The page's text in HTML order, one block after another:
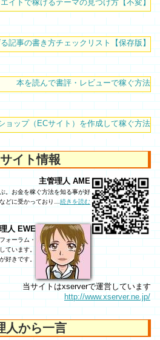
イトで稼げるテーマの見つけ方【不変】
記事の書き方チェックリスト【保存版】
本を読んで書評・レビューで稼ぐ方法
ョップ（ECサイト）を作成して稼ぐ方法
イト情報
主管理人 AME
。お金を稼ぐ方法を知る事が好
どに受かっており… 続きを読む
人 EWE
ォーラム・
ています。
好きです。
当サイトはxserverで運営しています
http://www.xserver.ne.jp/
人から一言